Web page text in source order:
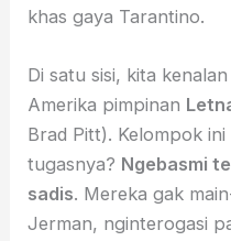
khas gaya Tarantino.
Di satu sisi, kita
Amerika pimpinan
Brad Pitt). Kelompok ini
tugasnya? Ngebasmi
sadis. Mereka gak
Jerman, nginterogasi